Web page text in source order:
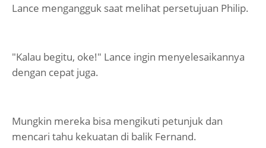
Lance mengangguk saat melihat persetujuan Philip.
"Kalau begitu, oke!" Lance ingin menyelesaikannya
dengan cepat juga.
Mungkin mereka bisa mengikuti petunjuk dan
mencari tahu kekuatan di balik Fernand.